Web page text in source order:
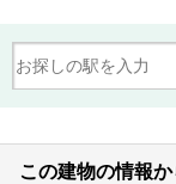
この建物の情報